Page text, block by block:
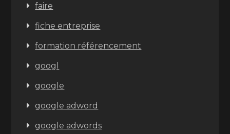
faire
fiche entreprise
formation référencement
googl
google
google adword
google adwords